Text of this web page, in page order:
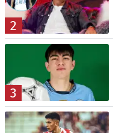
2
3